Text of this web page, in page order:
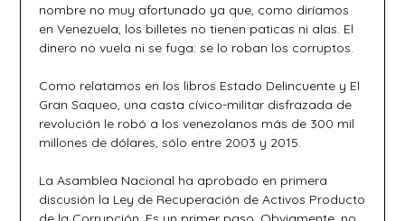
nombre no muy afortunado ya que, como diríamos
en Venezuela, los billetes no tienen paticas ni alas. El
dinero no vuela ni se fuga: se lo roban los corruptos.
Como relatamos en los libros Estado Delincuente y El
Gran Saqueo, una casta cívico-militar disfrazada de
revolución le robó a los venezolanos más de 300 mil
millones de dólares, sólo entre 2003 y 2015.
La Asamblea Nacional ha aprobado en primera
discusión la Ley de Recuperación de Activos Producto